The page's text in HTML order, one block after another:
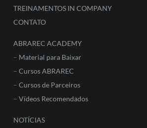
TREINAMENTOS IN COMPANY
CONTATO
ABRAREC ACADEMY
– Material para Baixar
– Cursos ABRAREC
– Cursos de Parceiros
– Vídeos Recomendados
NOTÍCIAS